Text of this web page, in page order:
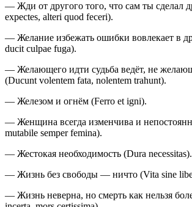
— Жди от другого того, что сам ты сделал
expectes, alteri quod feceri).
— Желание избежать ошибки вовлекает в
ducit culpae fuga).
— Желающего идти судьба ведёт, не
(Ducunt volentem fata, nolentem trahunt).
— Железом и огнём (Ferro et igni).
— Женщина всегда изменчива и
mutabile semper femina).
— Жестокая необходимость (Dura necessitas).
— Жизнь без свободы — ничто (Vita sine
— Жизнь неверна, но смерть как нельзя